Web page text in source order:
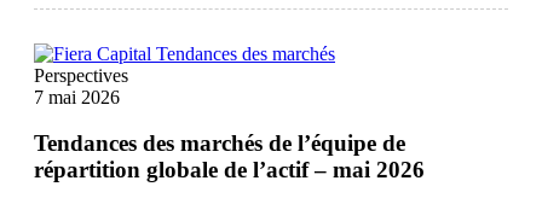
Perspectives
7 mai 2026
Tendances des marchés de l’équipe de
répartition globale de l’actif – mai 2026